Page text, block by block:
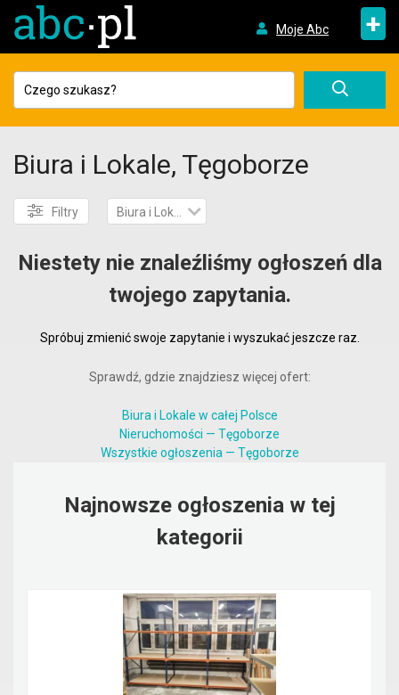
Moje Abc +
Biura i Lokale, Tęgoborze
Filtry Biura i Lokale
Niestety nie znaleźliśmy ogłoszeń dla
twojego zapytania.
Spróbuj zmienić swoje zapytanie i wyszukać jeszcze raz.
Sprawdź, gdzie znajdziesz więcej ofert:
Biura i Lokale w całej Polsce
Nieruchomości — Tęgoborze
Wszystkie ogłoszenia — Tęgoborze
Najnowsze ogłoszenia w tej
kategorii